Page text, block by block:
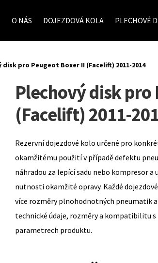
O NÁS DOJEZDOVÁ KOLA PLECHOVÉ
disk pro Peugeot Boxer II (Facelift) 2011-2014
Plechový disk pro
(Facelift) 2011-
Rezervní dojezdové kolo určené pro
okamžitému použití v případě defektu
náhradou za lepící sadu nebo kompresor
nutnosti okamžité opravy. Každé
více rozměry plnohodnotných pneumatik
technické údaje, rozměry a kompatibilitu
parametrech produktu.